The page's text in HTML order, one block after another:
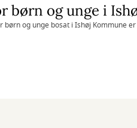
børn og unge i
børn og unge bosat i Ishøj Kommune